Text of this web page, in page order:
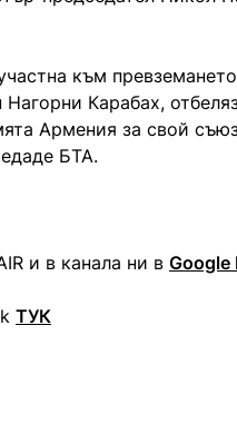
към
Карабах,
Армения за свой
БТА.
и в канала ни в Google
ТУК